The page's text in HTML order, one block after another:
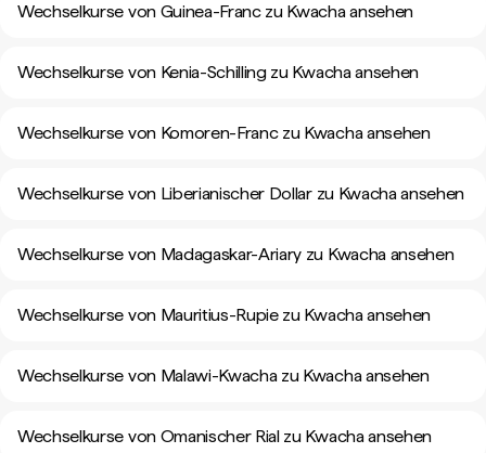
Wechselkurse von Guinea-Franc zu Kwacha ansehen
Wechselkurse von Kenia-Schilling zu Kwacha ansehen
Wechselkurse von Komoren-Franc zu Kwacha ansehen
Wechselkurse von Liberianischer Dollar zu Kwacha ansehen
Wechselkurse von Madagaskar-Ariary zu Kwacha ansehen
Wechselkurse von Mauritius-Rupie zu Kwacha ansehen
Wechselkurse von Malawi-Kwacha zu Kwacha ansehen
Wechselkurse von Omanischer Rial zu Kwacha ansehen